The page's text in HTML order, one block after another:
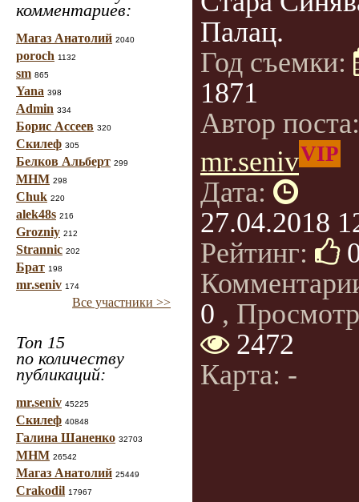
комментариев:
Магаз Анатолий 2040
poroch 1132
sm 865
Yana 398
Admin 334
Борис Ассеев 320
Скилеф 305
Белков Альберт 299
МНМ 298
Chuk 220
alek48s 216
Grozniy 212
Strannic 202
Брат 198
mr.seniv 174
Все участники >>
Топ 15
по количеству
публикаций:
mr.seniv 45225
Скилеф 40848
Галина Шаненко 32703
МНМ 26542
Магаз Анатолий 25449
Crakodil 17967
Палац.
Год съемки:
1871
Автор
mr.senivVIP
Дата:
27.04.2018
Рейтинг:
0 ,
2472
Карта: -